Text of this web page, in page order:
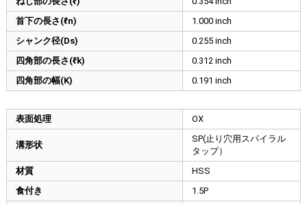
首下の長さ(ℓn)
1.000 inch
シャンク径(Ds)
0.255 inch
四角部の長さ(ℓk)
0.312 inch
四角部の幅(K)
0.191 inch
表面処理 OX
溝形状
SP(止り穴用スパイラル
タップ）
材質
HSS
食付き
1.5P